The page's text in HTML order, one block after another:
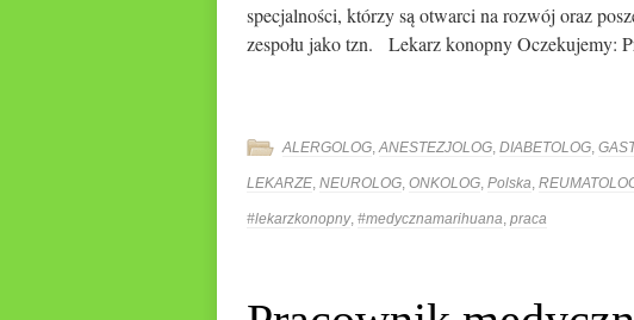
specjalności, którzy są otwarci na rozwój oraz
zespołu jako tzn. Lekarz konopny Oczekujemy:
ALERGOLOG,ANESTEZJOLOG, DIABETOLOG,
LEKARZE, NEUROLOG, ONKOLOG, Polska,
#lekarzkonopny, #medycznamarihuana, praca